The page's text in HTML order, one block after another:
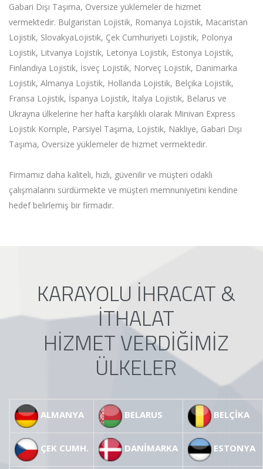
Gabari Dışı Taşıma, Oversize yüklemeler de hizmet
vermektedir. Bulgaristan Lojistik, Romanya Lojistik, Macaristan
Lojistik, SlovakyaLojistik, Çek Cumhuriyeti Lojistik, Polonya
Lojistik, Litvanya Lojistik, Letonya Lojistik, Estonya Lojistik,
Finlandiya Lojistik, İsveç Lojistik, Norveç Lojistik, Danimarka
Lojistik, Almanya Lojistik, Hollanda Lojistik, Belçika Lojistik,
Fransa Lojistik, İspanya Lojistik, İtalya Lojistik, Belarus ve
Ukrayna ülkelerine her hafta karşılıklı olarak Minivan Express
Lojistik Komple, Parsiyel Taşıma, Lojistik, Nakliye, Gabari Dışı
Taşıma, Oversize yüklemeler de hizmet vermektedir.
Firmamız daha kaliteli, hızlı, güvenilir ve müşteri odaklı
çalışmalarını sürdürmekte ve müşteri memnuniyetini kendine
hedef belirlemiş bir firmadır.
KARAYOLU İHRACAT &
İTHALAT
HİZMET VERDİĞİMİZ
ÜLKELER
ALMANYA BELARUS BELÇİKA
ÇEK CUMH. DANİMARKA ESTONYA